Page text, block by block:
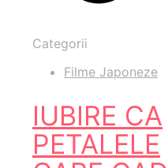
Categorii
Filme Japoneze
IUBIRE CA
PETALELE